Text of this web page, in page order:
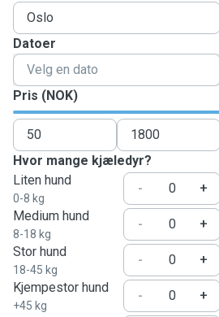
Datoer
Pris (NOK)
Hvor mange kjæledyr?
Liten hund
0-8 kg
-
+
Medium hund
8-18 kg
-
+
Stor hund
18-45 kg
-
+
Kjempestor hund
+45 kg
-
+